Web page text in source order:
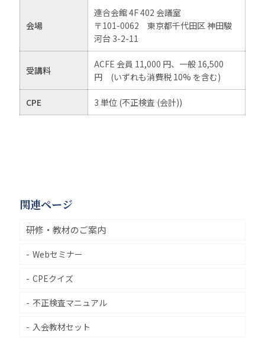
会場
連合会館 4F 402 会議室
〒101-0062 東京都千代田区 神田駿
河台 3-2-11
受講料
ACFE 会員 11,000 円、一般 16,500
円 (いずれも消費税 10% を含む)
CPE 3 単位 (不正検査 (会計))
関連ページ
研修・教材のご案内
Webセミナー
CPEクイズ
不正検査マニュアル
入会教材セット